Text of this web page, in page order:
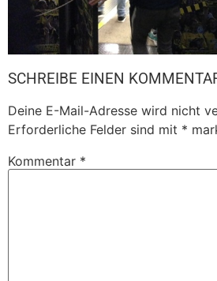
SCHREIBE EINEN
Deine E-Mail-Adresse wird nicht
Erforderliche Felder sind mit *
Kommentar *